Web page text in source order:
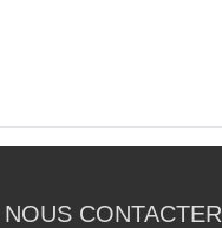
NOUS CONTACTER